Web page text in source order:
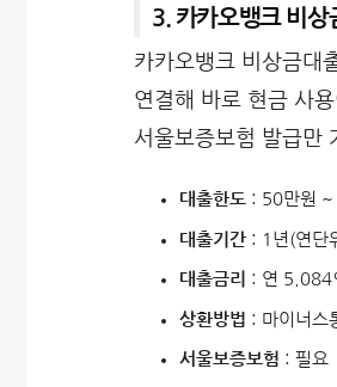
3. 카카오뱅크 비상
카카오뱅크 비상금대
연결해 바로 현금 사
서울보증보험 발급만
대출한도: 50만원 ~
대출기간: 1년(연단
대출금리 : 연
상환방법 : 마이너스
서울보증보험 : 필요